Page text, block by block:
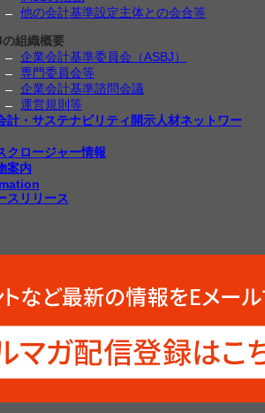
他の会計基準設定主体との会合等
組織概要
企業会計基準委員会（ASBJ）
専門委員会等
企業会計基準諮問会議
運営規則等
計・サステナビリティ開示人材ネットワー
クロージャー情報
案内
スリリース